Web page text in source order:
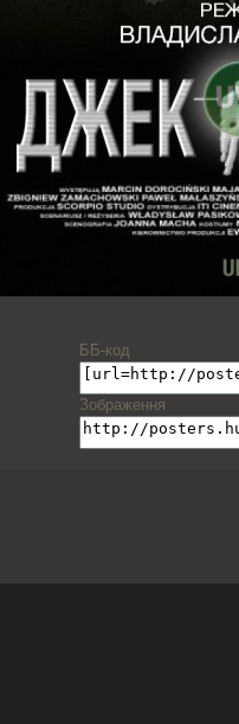
ББ-код
Зображення